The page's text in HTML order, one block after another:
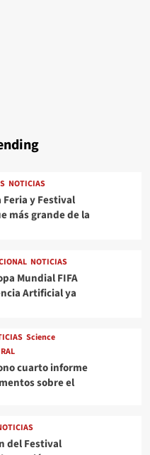
NOTICIAS
Feria y Festival
más grande de la
NOTICIAS
Mundial FIFA
Artificial ya
Science
cuarto informe
sobre el
del Festival